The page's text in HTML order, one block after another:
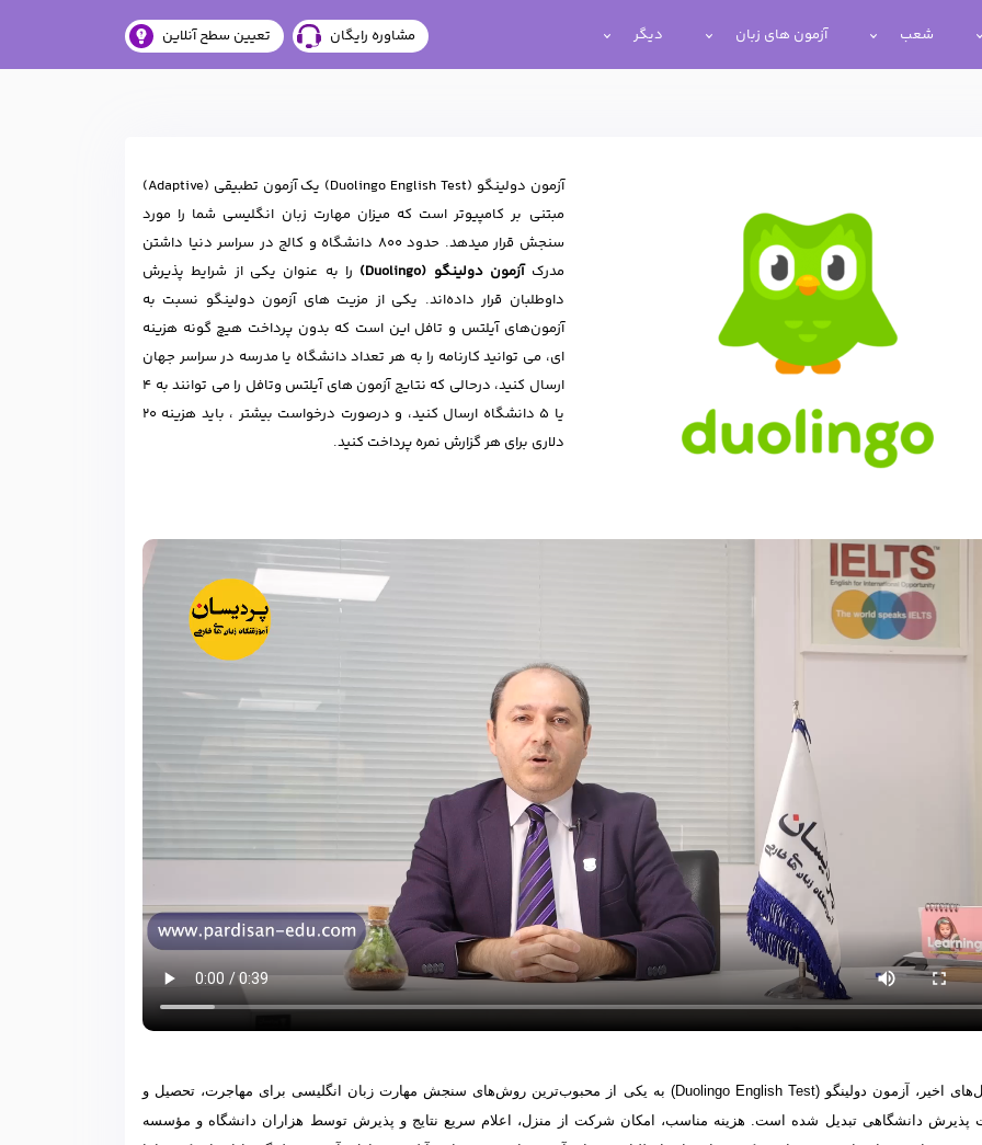
شعب آزمون های زبان دیگر مشاوره رایگان تعیین سطح آنلاین
آزمون دولینگو (Duolingo English Test) یک آزمون تطبیقی (Adaptive)
مبتنی بر کامپیوتر است که میزان مهارت زبان انگلیسی شما را مورد
سنجش قرار میدهد. حدود 800 دانشگاه و کالج در سراسر دنیا داشتن
مدرکآزمون دولینگو (Duolingo)
را به عنوان یکی از شرایط پذیرش
داوطلبان قرار داده‌اند. یکی از مزیت های آزمون دولینگو نسبت به
آزمون‌های آیلتس و تافل این است که بدون پرداخت هیچ گونه هزینه
ای، می توانید کارنامه را به هر تعداد دانشگاه یا مدرسه در سراسر جهان
ارسال کنید، درحالی که نتایج آزمو‌ن های آیلتس وتافل را می توانند به 4
یا 5 دانشگاه ارسال کنید، و درصورت درخواست بیشتر ، باید هزینه 20
دلاری برای هر گزارش نمره پرداخت کنید.
اخیر، آزمون دولینگو (Duolingo English Test) به یکی از محبوب‌ترین روش‌های سنجش مهارت زبان انگلیسی برای مهاجرت، تحصیل و
پذیرش دانشگاهی تبدیل شده است. هزینه مناسب، امکان شرکت از منزل، اعلام سریع نتایج و پذیرش توسط هزاران دانشگاه و مؤسسه